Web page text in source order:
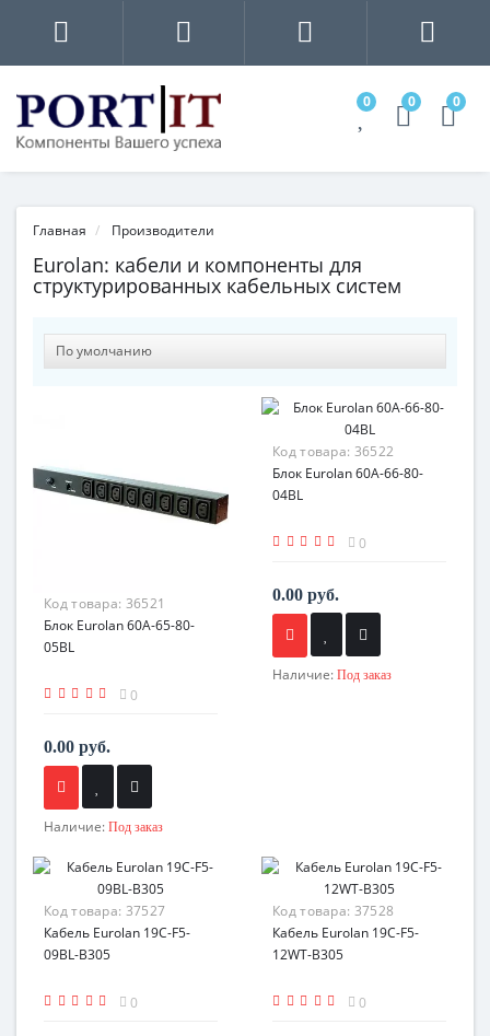
0 0 0
Главная Производители
Eurolan: кабели и компоненты для
структурированных кабельных систем
Код товара: 36521
Блок Eurolan 60A-65-80-
05BL
0
0.00 руб.
Наличие: Под заказ
Код товара: 36522
Блок Eurolan 60A-66-80-
04BL
0
0.00 руб.
Наличие: Под заказ
Код товара: 37527
Кабель Eurolan 19C-F5-
09BL-B305
0
Код товара: 37528
Кабель Eurolan 19C-F5-
12WT-B305
0